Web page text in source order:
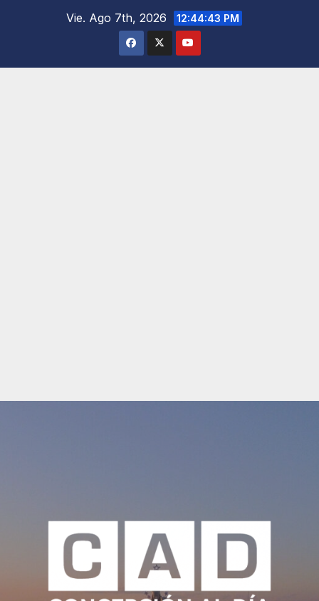
Vie. Ago 7th, 2026 12:44:44 PM